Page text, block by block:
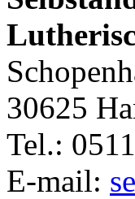
30625
Tel.:
E-mail: